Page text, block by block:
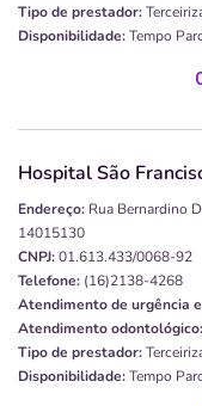
Tipo de prestador:
Disponibilidade:Tempo
Hospital São
Endereço: Rua Bernardino
14015130
CNPJ:01.613.433/0068-92
Telefone: (16)2138-4268
Atendimento de urgência
Atendimento odontológico:
Tipo de prestador:
Disponibilidade:Tempo